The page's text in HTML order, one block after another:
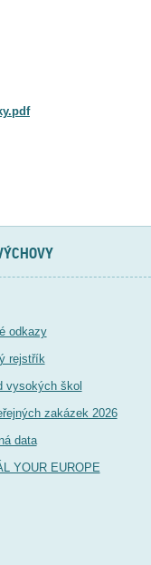
odkazy
rejstřík
vysokých škol
zakázek 2026
data
YOUR EUROPE